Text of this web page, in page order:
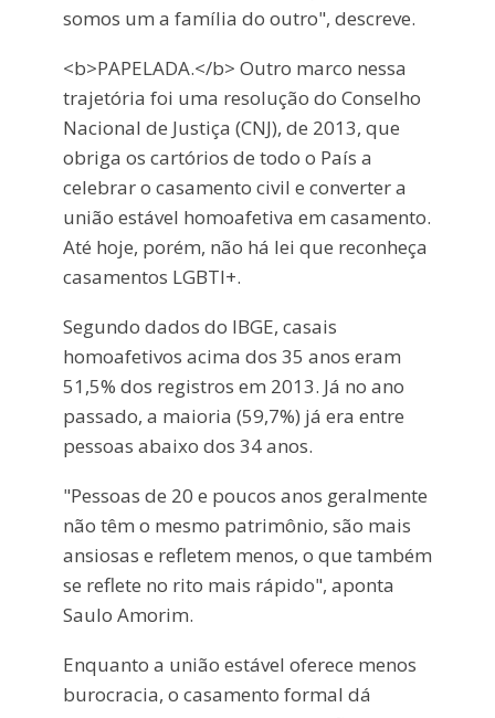
somos um a família do outro", descreve.
<b>PAPELADA.</b> Outro marco nessa
trajetória foi uma resolução do Conselho
Nacional de Justiça (CNJ), de 2013, que
obriga os cartórios de todo o País a
celebrar o casamento civil e converter a
união estável homoafetiva em casamento.
Até hoje, porém, não há lei que reconheça
casamentos LGBTI+.
Segundo dados do IBGE, casais
homoafetivos acima dos 35 anos eram
51,5% dos registros em 2013. Já no ano
passado, a maioria (59,7%) já era entre
pessoas abaixo dos 34 anos.
"Pessoas de 20 e poucos anos geralmente
não têm o mesmo patrimônio, são mais
ansiosas e refletem menos, o que também
se reflete no rito mais rápido", aponta
Saulo Amorim.
Enquanto a união estável oferece menos
burocracia, o casamento formal dá